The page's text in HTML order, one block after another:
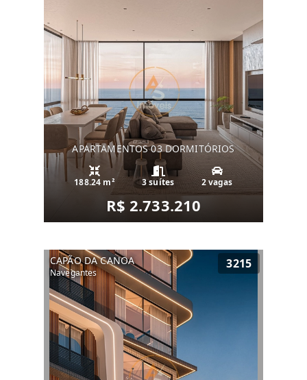
APARTAMENTOS 03 DORMITÓRIOS
188.24 m² 3 suítes 2 vagas
R$ 2.733.210
CAPÃO DA CANOA
Navegantes
3215